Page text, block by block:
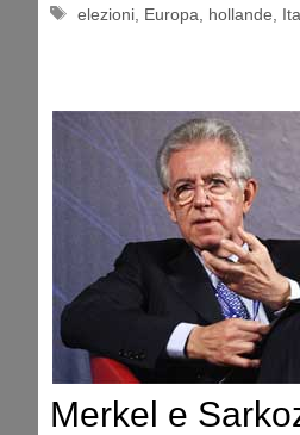
Tag
elezioni Europa hollande
Merkel e